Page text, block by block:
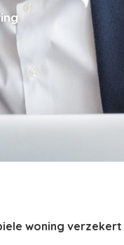
woning verzekert